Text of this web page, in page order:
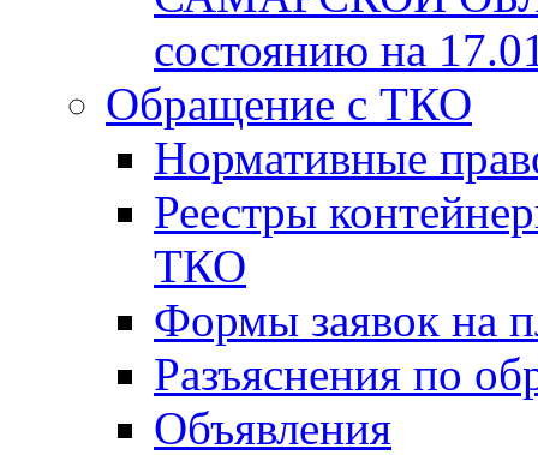
состоянию на
Обращение с ТКО
Нормативные
Реестры
ТКО
Формы заявок на
Разъяснения по
Объявления